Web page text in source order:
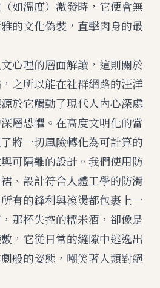
如溫度）激發時，它便會無
的文化偽裝，直擊肉身的最
心理的層面解讀，這則關於
，之所以能在社群網路的汪洋
於它觸動了現代人內心深處
層恐懼。在高度文明化的當
將一切風險轉化為可計算的
可隔離的設計。我們使用防
、設計符合人體工學的防滑
有的鋒利與滾燙都包裹上一
那杯失控的糯米酒，卻像是
，它從日常的縫隙中逃逸出
般的姿態，嘲笑著人類對絕